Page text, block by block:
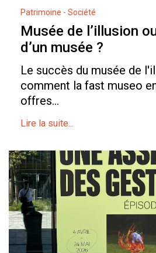
Patrimoine - Société
Musée de l’illusion
d’un musée ?
Le succès du musée de
comment la fast museo
offres...
Lire la suite...